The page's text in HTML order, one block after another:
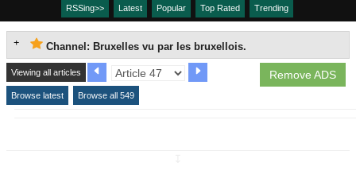
RSSing>> Latest Popular Top Rated Trending
Channel: Bruxelles vu par les bruxellois.
Remove ADS
Viewing all articles
Browse latest Browse all 549